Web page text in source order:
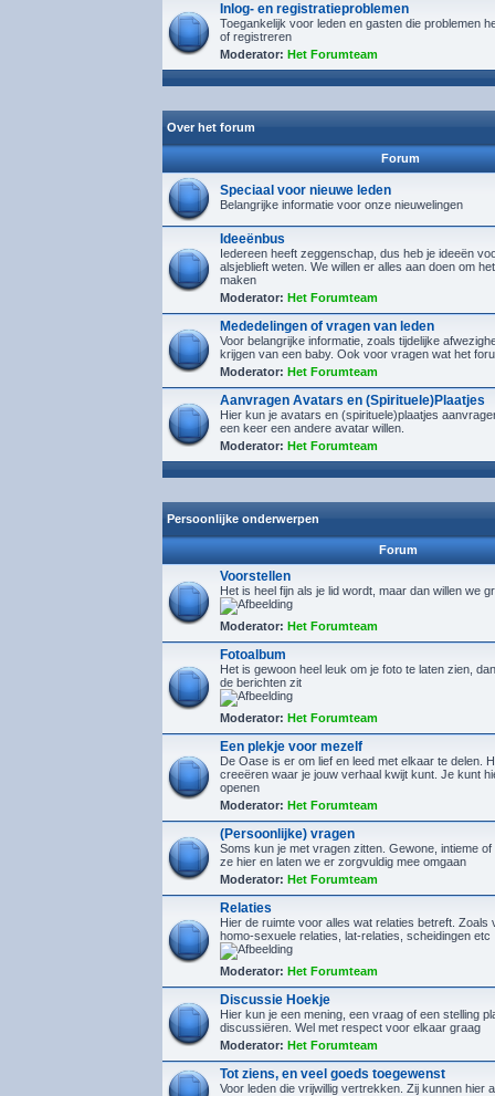
Inlog- en registratieproblemen
Toegankelijk voor leden en gasten die problemen
of registreren
Moderator: Het Forumteam
Over het forum
Forum
Speciaal voor nieuwe leden
Belangrijke informatie voor onze nieuwelingen
Ideeënbus
Iedereen heeft zeggenschap, dus heb je ideeën
alsjeblieft weten. We willen er alles aan doen om
maken
Moderator: Het Forumteam
Mededelingen of vragen van leden
Voor belangrijke informatie, zoals tijdelijke
krijgen van een baby. Ook voor vragen wat het
Moderator: Het Forumteam
Aanvragen Avatars en (Spirituele)Plaatjes
Hier kun je avatars en (spirituele)plaatjes
een keer een andere avatar willen.
Moderator: Het Forumteam
Persoonlijke onderwerpen
Forum
Voorstellen
Het is heel fijn als je lid wordt, maar dan willen we
Moderator: Het Forumteam
Fotoalbum
Het is gewoon heel leuk om je foto te laten zien,
de berichten zit
Moderator: Het Forumteam
Een plekje voor mezelf
De Oase is er om lief en leed met elkaar te delen.
creeëren waar je jouw verhaal kwijt kunt. Je kunt
openen
Moderator: Het Forumteam
(Persoonlijke) vragen
Soms kun je met vragen zitten. Gewone, intieme
ze hier en laten we er zorgvuldig mee omgaan
Moderator: Het Forumteam
Relaties
Hier de ruimte voor alles wat relaties betreft. Zoals
homo-sexuele relaties, lat-relaties, scheidingen etc
Moderator: Het Forumteam
Discussie Hoekje
Hier kun je een mening, een vraag of een stelling
discussiëren. Wel met respect voor elkaar graag
Moderator: Het Forumteam
Tot ziens, en veel goeds toegewenst
Voor leden die vrijwillig vertrekken. Zij kunnen hier